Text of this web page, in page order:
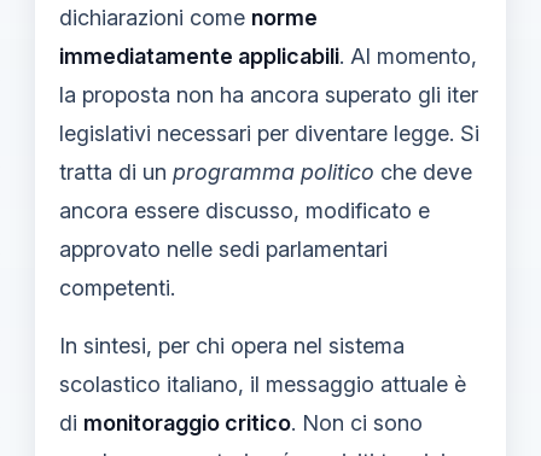
dichiarazioni come norme
immediatamente applicabili. Al momento,
la proposta non ha ancora superato gli iter
legislativi necessari per diventare legge. Si
tratta di un programma politico che deve
ancora essere discusso, modificato e
approvato nelle sedi parlamentari
competenti.
In sintesi, per chi opera nel sistema
scolastico italiano, il messaggio attuale è
di monitoraggio critico. Non ci sono